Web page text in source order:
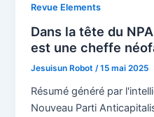
Revue Elements
Dans la tête du
est une cheffe
Jesuisun Robot/15 mai 2025
Résumé généré par
Nouveau Parti